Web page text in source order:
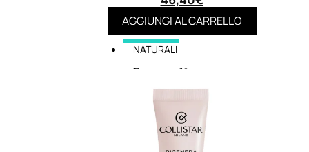
NATURALI
Fragranze Nature
Mani
Maschera Nature
Trattamenti Viso
AGGIUNGI AL CARRELLO